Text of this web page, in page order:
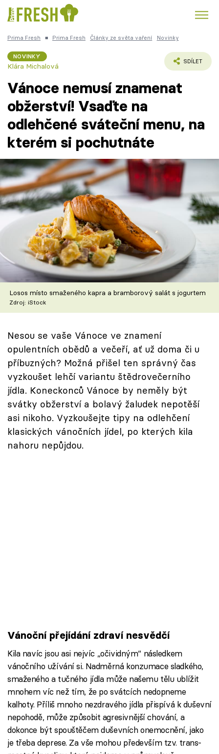
Česká kuchyně
Témata
Recepty
Články
TV Program
Škola vaření
Recepty z TV
Speciál: Cuketa
Těhotnej kuchař
Přihlášení
Sledujte nás
Prima Fresh ■ Prima Fresh Články ze světa vaření Novinky
NOVINKY
Klára Michalová
SDÍLET
Vánoce nemusí znamenat
obžerství! Vsaďte na
odlehčené sváteční menu, na
kterém si pochutnáte
Losos místo smaženého kapra a bramborový salát s jogurtem
Zdroj: iStock
Nesou se vaše Vánoce ve znamení
opulentních obědů a večeří, ať už doma či u
příbuzných? Možná přišel ten správný čas
vyzkoušet lehčí variantu štědrovečerního
jídla. Koneckonců Vánoce by neměly být
svátky obžerství a bolavý žaludek nepotěší
asi nikoho. Vyzkoušejte tipy na odlehčení
klasických vánočních jídel, po kterých kila
nahoru nepůjdou.
Vánoční přejídání zdraví nesvědčí
Kila navíc jsou asi nejvíc „očividným“ následkem
vánočního užívání si. Nadměrná konzumace sladkého,
smaženého a tučného jídla může našemu tělu ublížit
mnohem víc než tím, že po svátcích nedopneme
kalhoty. Příliš mnoho nezdravého jídla přispívá k duševní
nepohodě, může způsobit agresivnější chování, a
dokonce být spouštěčem duševních onemocnění, jako
je třeba deprese. Za vše mohou především tzv. trans-